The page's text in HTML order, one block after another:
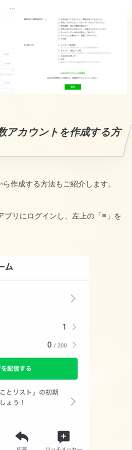
アカウントを作成する方
作成する方法もご紹介します。
リにログインし、左上の「≡」を